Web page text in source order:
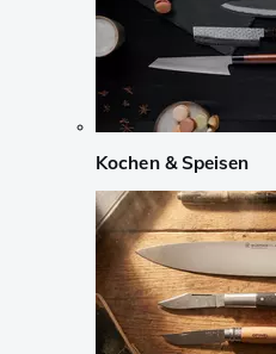
Kochen & Speisen